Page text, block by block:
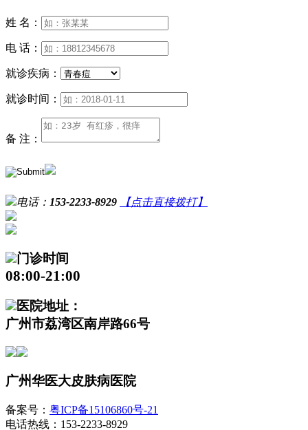
姓 名：
电 话：
就诊疾病：
就诊时间：
备 注：
电话： 153-2233-8929 【点击直接拨打】
门诊时间
08:00-21:00
医院地址：
广州市荔湾区南岸路66号
广州华医大皮肤病医院
备案号： 粤ICP备15106860号-21
电话热线：153-2233-8929